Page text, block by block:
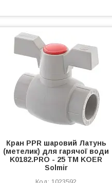
Кран PPR шаровий Латунь
(метелик) для гарячої води
K0182.PRO - 25 ТМ KOER
Solmir